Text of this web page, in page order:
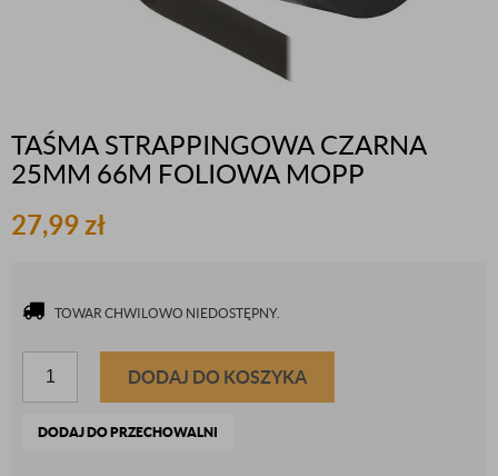
TAŚMA STRAPPINGOWA CZARNA
25MM 66M FOLIOWA MOPP
27,99zł
TOWAR CHWILOWO NIEDOSTĘPNY.
DODAJ DO KOSZYKA
DODAJ DO PRZECHOWALNI